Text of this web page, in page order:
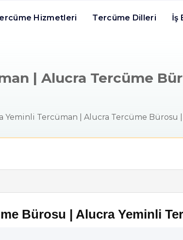
Hizmetleri Tercüme Dilleri İş
| Alucra Tercüme
Yeminli Tercüman | Alucra Tercüme Bürosu
Bürosu | Alucra Yeminli